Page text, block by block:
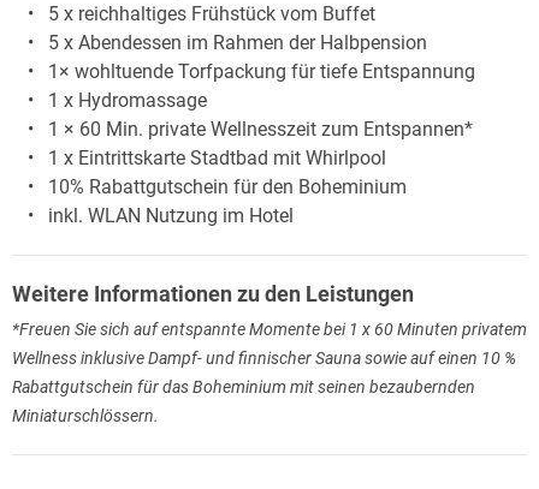
5 x reichhaltiges Frühstück vom Buffet
5 x Abendessen im Rahmen der Halbpension
1× wohltuende Torfpackung für tiefe Entspannung
1 x Hydromassage
1 × 60 Min. private Wellnesszeit zum Entspannen*
1 x Eintrittskarte Stadtbad mit Whirlpool
10% Rabattgutschein für den Boheminium
inkl. WLAN Nutzung im Hotel
Weitere Informationen zu den Leistungen
*Freuen Sie sich auf entspannte Momente bei 1 x 60 Minuten privatem
Wellness inklusive Dampf- und finnischer Sauna sowie auf einen 10 %
Rabattgutschein für das Boheminium mit seinen bezaubernden
Miniaturschlössern.